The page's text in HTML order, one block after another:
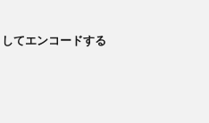
てエンコードする